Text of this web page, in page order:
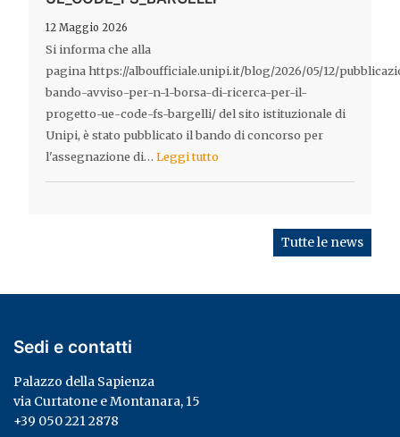
12 Maggio 2026
Si informa che alla
pagina https://alboufficiale.unipi.it/blog/2026/05/12/
bando-avviso-per-n-1-borsa-di-ricerca-per-il-
progetto-ue-code-fs-bargelli/ del sito istituzionale di
Unipi, è stato pubblicato il bando di concorso per
l'assegnazione di…Leggi tutto
Tutte le news
Sedi e contatti
Palazzo della Sapienza
via Curtatone e Montanara, 15
+39 050 221 2878